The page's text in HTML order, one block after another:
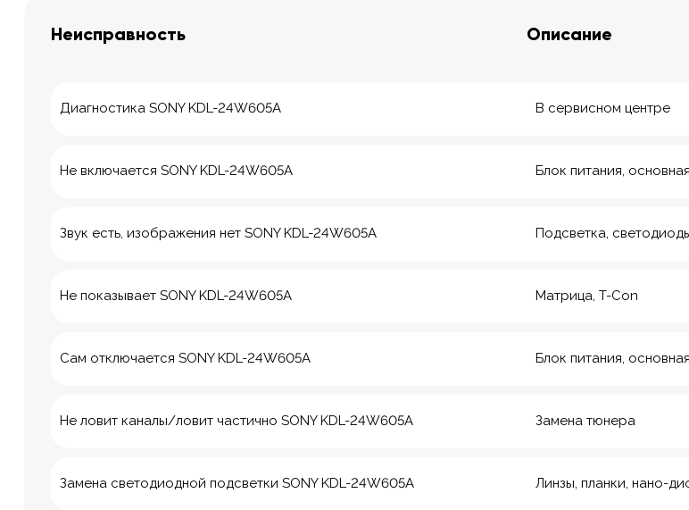
Неисправность Описание
Диагностика SONY KDL-24W605A В сервисном центре
Не включается SONY KDL-24W605A Блок питания,
Звук есть, изображения нет SONY KDL-24W605A Подсветка,
Не показывает SONY KDL-24W605A Матрица, T-Con
Сам отключается SONY KDL-24W605A Блок питания,
Не ловит каналы/ловит частично SONY KDL-24W605A Замена тюнера
Замена светодиодной подсветки SONY KDL-24W605A Линзы, планки, нано-